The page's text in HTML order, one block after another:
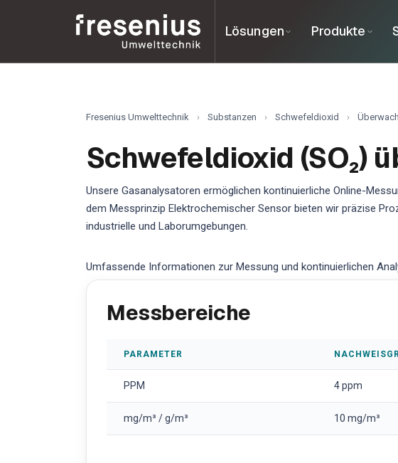
Lösungen Produkte
Fresenius Umwelttechnik › Substanzen › Schwefeldioxid ›
Schwefeldioxid (SO₂)
Unsere Gasanalysatoren ermöglichen kontinuierliche Online-
dem Messprinzip Elektrochemischer Sensor bieten wir präzise
industrielle und Laborumgebungen.
Umfassende Informationen zur Messung und kontinuierlichen
Messbereiche
PARAMETER
PPM 4 ppm
mg/m³ / g/m³ 10 mg/m³